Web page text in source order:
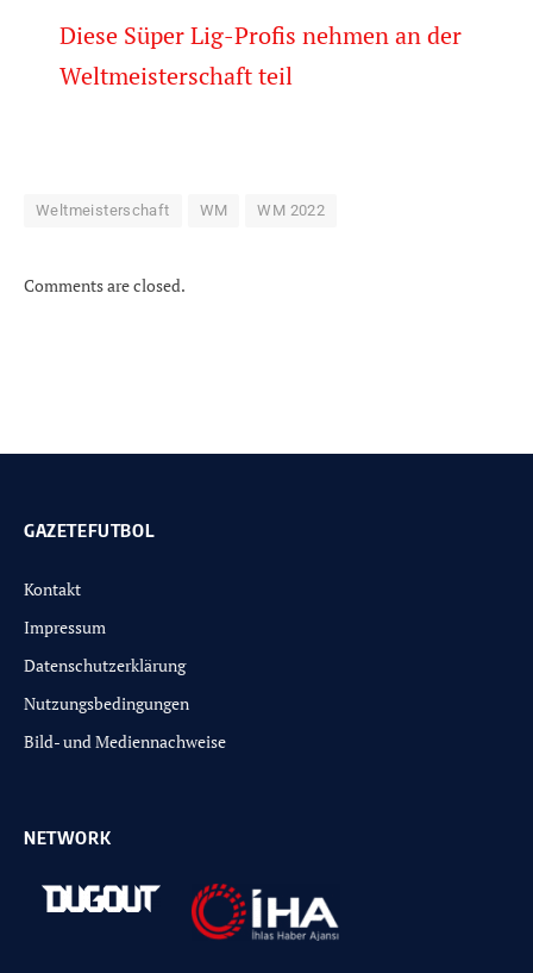
Diese Süper Lig-Profis nehmen an der
Weltmeisterschaft teil
Weltmeisterschaft WM WM 2022
Comments are closed.
GAZETEFUTBOL
Kontakt
Impressum
Datenschutzerklärung
Nutzungsbedingungen
Bild- und Mediennachweise
NETWORK